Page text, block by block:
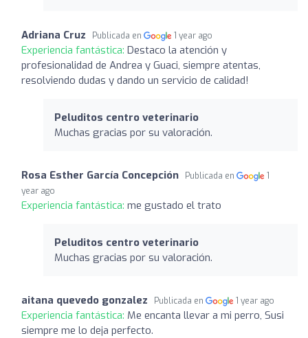
Adriana Cruz Publicada en 1 year ago
Experiencia fantástica: Destaco la atención y
profesionalidad de Andrea y Guaci, siempre atentas,
resolviendo dudas y dando un servicio de calidad!
Peluditos centro veterinario
Muchas gracias por su valoración.
Rosa Esther García Concepción Publicada en
1
year ago
Experiencia fantástica: me gustado el trato
Peluditos centro veterinario
Muchas gracias por su valoración.
aitana quevedo gonzalez Publicada en 1 year ago
Experiencia fantástica: Me encanta llevar a mi perro, Susi
siempre me lo deja perfecto.